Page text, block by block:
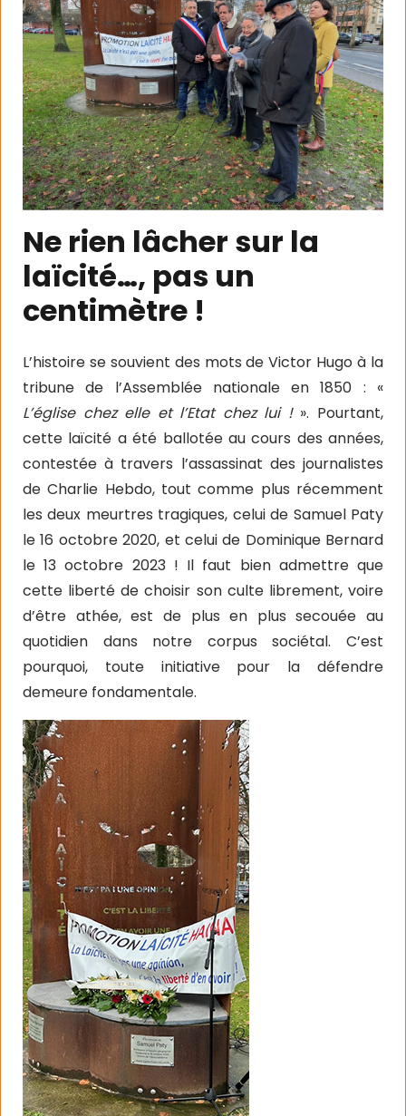
Ne rien lâcher sur la
laïcité…, pas un
centimètre !
L’histoire se souvient des mots de Victor Hugo à la
tribune de l’Assemblée nationale en 1850 : «
L’église chez elle et l’Etat chez lui ! ». Pourtant,
cette laïcité a été ballotée au cours des années,
contestée à travers l’assassinat des journalistes
de Charlie Hebdo, tout comme plus récemment
les deux meurtres tragiques, celui de Samuel Paty
le 16 octobre 2020, et celui de Dominique Bernard
le 13 octobre 2023 ! Il faut bien admettre que
cette liberté de choisir son culte librement, voire
d’être athée, est de plus en plus secouée au
quotidien dans notre corpus sociétal. C’est
pourquoi, toute initiative pour la défendre
demeure fondamentale.